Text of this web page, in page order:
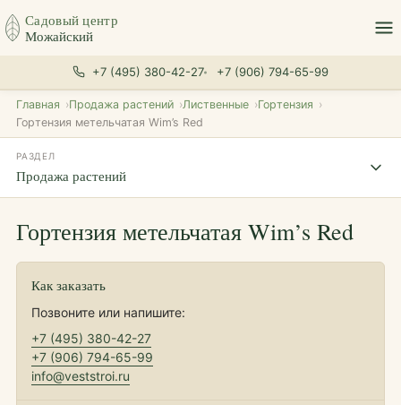
Садовый центр
Можайский
+7 (495) 380-42-27 +7 (906) 794-65-99
Главная Продажа растений Лиственные
Гортензия
Гортензия метельчатая Wim’s Red
РАЗДЕЛ
Продажа растений
Гортензия метельчатая Wim’s Red
Как заказать
Позвоните или напишите:
+7 (495) 380-42-27
+7 (906) 794-65-99
info@veststroi.ru